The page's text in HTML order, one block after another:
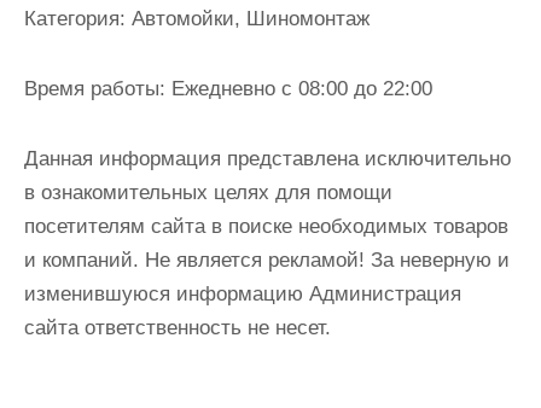
Категория: Автомойки, Шиномонтаж
Время работы: Ежедневно с 08:00 до 22:00
Данная информация представлена исключительно
в ознакомительных целях для помощи
посетителям сайта в поиске необходимых товаров
и компаний. Не является рекламой! За неверную и
изменившуюся информацию Администрация
сайта ответственность не несет.